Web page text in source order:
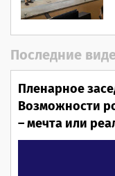
Последние
Пленарное
Возможности
– мечта или